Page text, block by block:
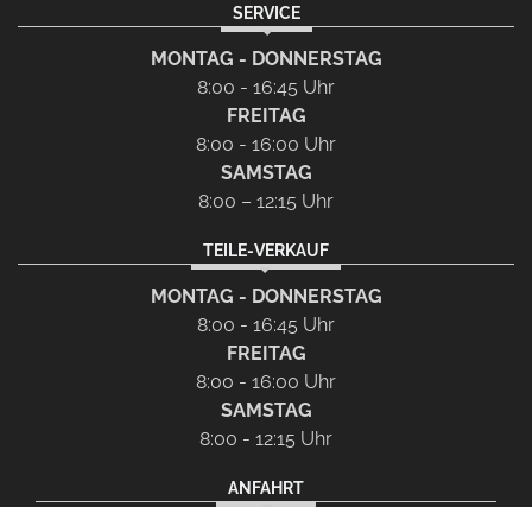
SERVICE
MONTAG - DONNERSTAG
8:00 - 16:45 Uhr
FREITAG
8:00 - 16:00 Uhr
SAMSTAG
8:00 – 12:15 Uhr
TEILE-VERKAUF
MONTAG - DONNERSTAG
8:00 - 16:45 Uhr
FREITAG
8:00 - 16:00 Uhr
SAMSTAG
8:00 - 12:15 Uhr
ANFAHRT